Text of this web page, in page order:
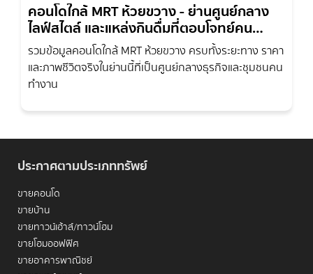
คอนโดใกล้ MRT ห้วยขวาง - ย่านศูนย์กลาง
ไลฟ์สไตล์ และแหล่งกินดื่มที่ตอบโจทย์คน
ทำงาน
รวมข้อมูลคอนโดใกล้ MRT ห้วยขวาง ครบทั้งระยะทาง ราคา
และภาพชีวิตจริงในย่านนี้ที่เป็นศูนย์กลางธุรกิจและชุมชนคน
ทำงาน
ประกาศตามประเภททรัพย์
ขายคอนโด
ขายบ้าน
ขายทาวน์เฮ้าส์/ทาวน์โฮม
ขายโฮมออฟฟิศ
ขายอาคารพาณิชย์